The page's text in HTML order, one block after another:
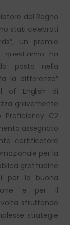
del Regno
stati celebrati
un premio
ha
posto nella
la differenza”
of English di
gravemente
Proficiency C2
assegnato
certificatore
per la
gratitudine
per la buona
e per il
sfruttando
strategie